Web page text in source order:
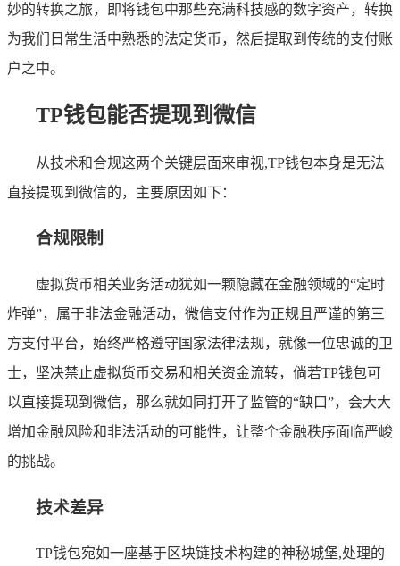
妙的转换之旅，即将钱包中那些充满科技感的数字资产，转换
为我们日常生活中熟悉的法定货币，然后提取到传统的支付账
户之中。
TP钱包能否提现到微信
从技术和合规这两个关键层面来审视,TP钱包本身是无法
直接提现到微信的，主要原因如下：
合规限制
虚拟货币相关业务活动犹如一颗隐藏在金融领域的“定时
炸弹”，属于非法金融活动，微信支付作为正规且严谨的第三
方支付平台，始终严格遵守国家法律法规，就像一位忠诚的卫
士，坚决禁止虚拟货币交易和相关资金流转，倘若TP钱包可
以直接提现到微信，那么就如同打开了监管的“缺口”，会大大
增加金融风险和非法活动的可能性，让整个金融秩序面临严峻
的挑战。
技术差异
TP钱包宛如一座基于区块链技术构建的神秘城堡,处理的